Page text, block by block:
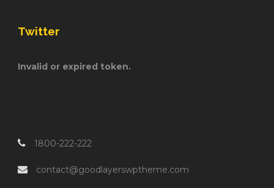
Twitter
Invalid or expired token.
1800-222-222
contact@goodlayerswptheme.com